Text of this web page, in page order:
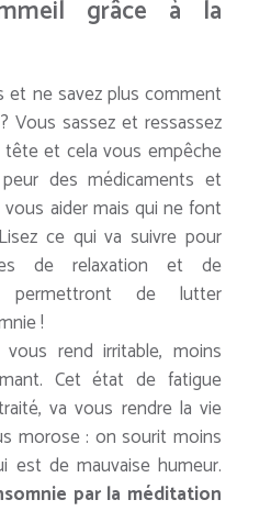
grâce à la
et ne savez plus comment
Vous sassez et ressassez
et cela vous empêche
des médicaments et
aider mais qui ne font
ce qui va suivre pour
de relaxation et de
de lutter
!
rend irritable, moins
Cet état de fatigue
va vous rendre la vie
morose : on sourit moins
est de mauvaise humeur.
par la méditation